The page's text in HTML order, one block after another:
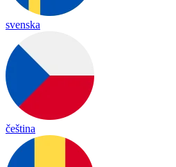
svenska
čeština